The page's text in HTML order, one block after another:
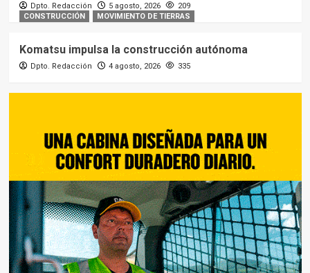
Dpto. Redacción 5 agosto, 2026
209
CONSTRUCCIÓN
MOVIMIENTO DE TIERRAS
Komatsu impulsa la construcción autónoma
Dpto. Redacción 4 agosto, 2026 335